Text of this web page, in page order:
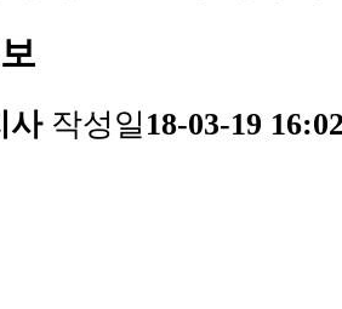
사 작성일 18-03-19